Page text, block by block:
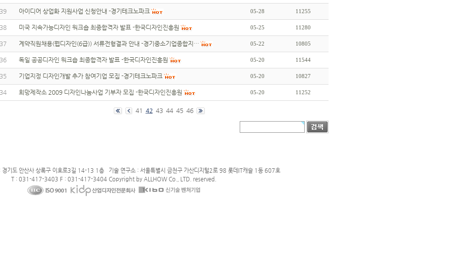
아이디어 상업화 지원사업 신청안내 -경기테크노파크 05-28 11255
미국 지속가능디자인 워크숍 최종합격자 발표 -한국디자인진흥원 05-25 11280
계약직원채용(웹디자인(6급)) 서류전형결과 안내 -경기중소기업종합지… 05-22 10805
독일 공공디자인 워크숍 최종합격자 발표 -한국디자인진흥원 05-20 11544
기업지정 디자인개발 추가 참여기업 모집 -경기테크노파크 05-20 10827
희망제작소 2009 디자인나눔사업 기부자 모집 -한국디자인진흥원 05-20 11252
41 42 43 44 45 46
기도 안산사 상록구 이호로3길 14-13 1층 기술 연구소 : 서울특별시 금천구 가산디지털2로 98 롯데IT캐슬 1동 607호
T : 031-417-3403 F : 031-417-3404 Copyright by ALLHOW Co., LTD. reserved.